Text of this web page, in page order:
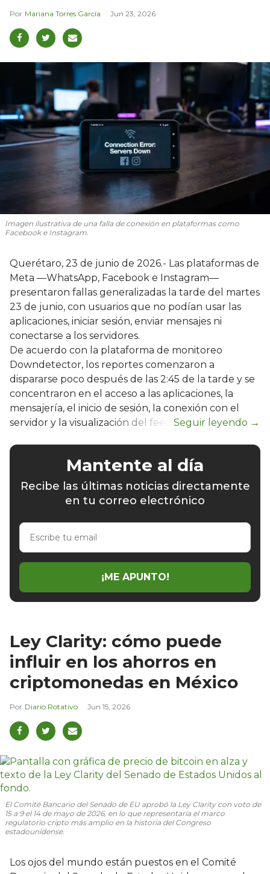
Mariana Torres García Jun 23, 2026
Imagen ilustrativa de una falla de conexión en plataformas como
Facebook e Instagram.
Querétaro, 23 de junio de 2026.- Las plataformas de
Meta —WhatsApp, Facebook e Instagram—
presentaron fallas generalizadas la tarde del martes
23 de junio, con usuarios que no podían usar las
aplicaciones, iniciar sesión, enviar mensajes ni
conectarse a los servidores.
De acuerdo con la plataforma de monitoreo
Downdetector, los reportes comenzaron a
dispararse poco después de las 2:45 de la tarde y se
concentraron en el acceso a las aplicaciones, la
mensajería, el inicio de sesión, la conexión con el
servidor y la visualización del feed.
Mantente al día
Recibe las últimas noticias directamente
en tu correo electrónico
Escribe
email
¡ME APUNTO!
Ley Clarity: cómo puede
influir en los ahorros en
criptomonedas en México
Diario Rotativo Jun 15, 2026
El Comité Bancario del Senado de EU aprobó la Ley Clarity con voto de
15 a 9 el 14 de mayo de 2026, en lo que representaría el marco
regulatorio cripto más amplio en la historia del Congreso
estadounidense.
Los ojos del mundo están puestos en el Comité